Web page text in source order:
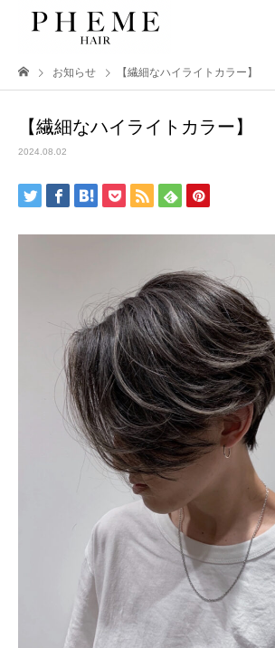
お知らせ 【繊細なハイライトカラー】
【繊細なハイライトカラー】
2024.08.02